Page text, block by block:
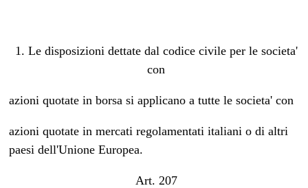
1. Le disposizioni dettate dal codice civile per le societa'
con
azioni quotate in borsa si applicano a tutte le societa' con
azioni quotate in mercati regolamentati italiani o di altri
paesi dell'Unione Europea.
Art. 207